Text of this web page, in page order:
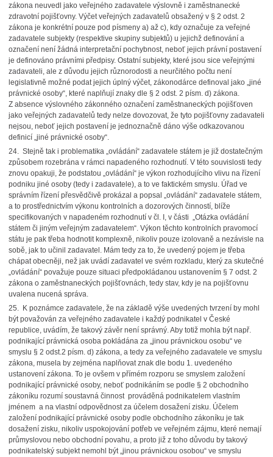
zákona neuvedl jako veřejného zadavatele výslovně i zaměstnanecké
zdravotní pojišťovny. Výčet veřejných zadavatelů obsažený v § 2 odst. 2
zákona je konkrétní pouze pod písmeny a) až c), kdy označuje za veřejné
zadavatele subjekty (respektive skupiny subjektů) u jejichž definování a
označení není žádná interpretační pochybnost, neboť jejich právní postavení
je definováno právními předpisy. Ostatní subjekty, které jsou sice veřejnými
zadavateli, ale z důvodu jejich různorodosti a neurčitého počtu není
legislativně možné podat jejich úplný výčet, zákonodárce definoval jako „jiné
právnické osoby“, které naplňují znaky dle § 2 odst. 2 písm. d) zákona.
Z absence výslovného zákonného označení zaměstnaneckých pojišťoven
jako veřejných zadavatelů tedy nelze dovozovat, že tyto pojišťovny zadavateli
nejsou, neboť jejich postavení je jednoznačně dáno výše odkazovanou
definicí „jiné právnické osoby“.
24. Stejně tak i problematika „ovládání“ zadavatele státem je již dostatečným
způsobem rozebrána v rámci napadeného rozhodnutí. V této souvislosti tedy
znovu opakuji, že podstatou „ovládání“ je výkon rozhodujícího vlivu na řízení
podniku jiné osoby (tedy i zadavatele), a to ve faktickém smyslu. Úřad ve
správním řízení přesvědčivě prokázal a popsal „ovládání“ zadavatele státem,
a to prostřednictvím výkonu kontrolních a dozorových činností, blíže
specifikovaných v napadeném rozhodnutí v čl. I, v části „Otázka ovládání
státem či jiným veřejným zadavatelem“. Výkon těchto kontrolních pravomocí
státu je pak třeba hodnotit komplexně, nikoliv pouze izolovaně a nezávisle na
sobě, jak to učinil zadavatel. Mám tedy za to, že uvedený pojem je třeba
chápat obecněji, než jak uvádí zadavatel ve svém rozkladu, který za skutečné
„ovládání“ považuje pouze situaci předpokládanou ustanovením § 7 odst. 2
zákona o zaměstnaneckých pojišťovnách, tedy stav, kdy je na pojišťovnu
uvalena nucená správa.
25. K poznámce zadavatele, že na základě výše uvedených tvrzení by mohl
být považován za veřejného zadavatele i každý podnikatel v České
republice, uvádím, že takový závěr není správný. Aby totiž mohla být např.
podnikající právnická osoba pokládána za „jinou právnickou osobu“ ve
smyslu § 2 odst.2 písm. d) zákona, a tedy za veřejného zadavatele ve smyslu
zákona, musela by zejména naplňovat znak dle bodu 1. uvedeného
ustanovení zákona. To je ovšem v přímém rozporu se smyslem založení
podnikající právnické osoby, neboť podnikáním se podle § 2 obchodního
zákoníku rozumí soustavná činnost prováděná podnikatelem vlastním
jménem a na vlastní odpovědnost za účelem dosažení zisku. Účelem
založení podnikající právnické osoby podle obchodního zákoníku je tak
dosažení zisku, nikoliv uspokojování potřeb ve veřejném zájmu, které nemají
průmyslovou nebo obchodní povahu, a proto již z toho důvodu by takový
podnikatelský subjekt nemohl být „jinou právnickou osobou“ ve smyslu